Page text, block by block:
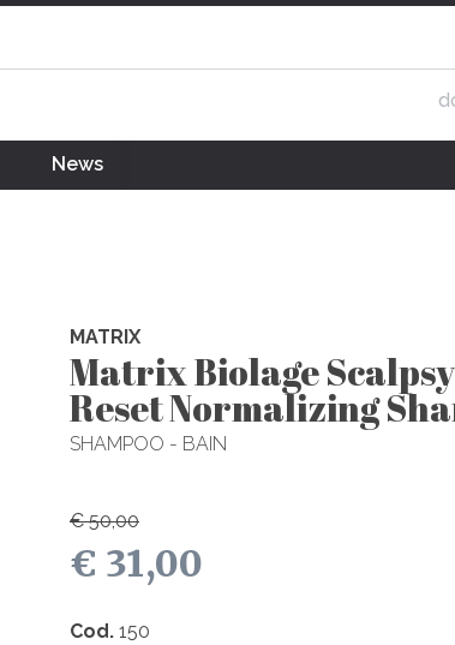
News
MATRIX
Matrix Biolage
Reset Normalizing
SHAMPOO - BAIN
€ 50,00
€ 31,00
Cod. 150